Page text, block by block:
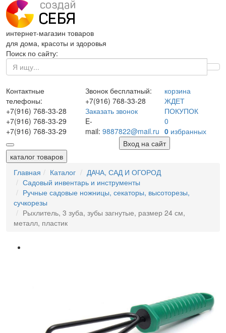
интернет-магазин товаров
для дома, красоты и здоровья
Поиск по сайту:
Контактные
телефоны:
+7(916) 768-33-28
+7(916) 768-33-29
+7(916) 768-33-29
Звонок бесплатный:
+7(916) 768-33-28
Заказать звонок
E-
mail: 9887822@mail.ru
корзина
ЖДЕТ
ПОКУПОК
0
0избранных
Вход на сайт
каталог товаров
Главная
Каталог
ДАЧА, САД И ОГОРОД
Садовый инвентарь и инструменты
Ручные садовые ножницы, секаторы, высоторезы,
сучкорезы
Рыхлитель, 3 зуба, зубы загнутые, размер 24 см,
металл, пластик